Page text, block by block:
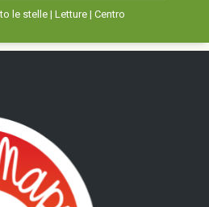
le stelle | Letture | Centro